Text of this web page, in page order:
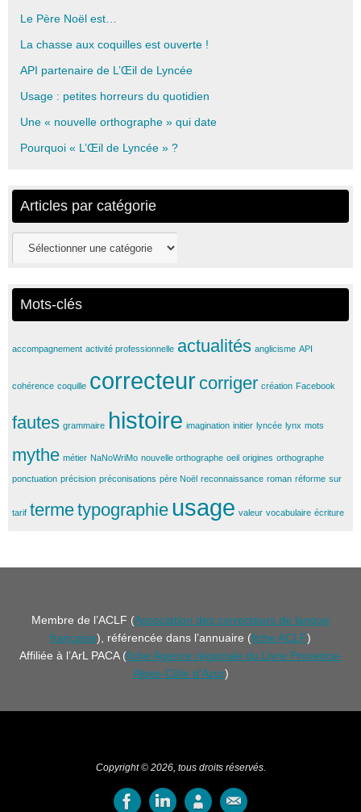
Le Père Noël est…
La chasse aux coquilles est ouverte !
API partenaire de L’Œil de Lyncée
Usage : petites horreurs du quotidien
Une « nouvelle orthographe » qui date
Pourquoi « L’Œil de Lyncée » ?
Articles par catégorie
Mots-clés
accompagnement activité professionnelle actualités anglicisme API
cohérence coquille correcteur corriger création Facebook
fautes grammaire histoire imagination initier lyncée lynx mots
mythe métier NaNoWriMo nouvelle orthographe oeil origines orthographe
ponctuation précision préconisations père Noël reconnaissance roman réforme sur
tarif termetypographie usage valeur vocabulaire écriture
Membre de l’ACLF (Association des correcteurs de langue
française), référencée dans l’annuaire (fiche ACLF)
Affiliée à l’ArL PACA (fiche Agence régionale du Livre Provence-
Alpes-Côte d’Azur)
Copyright © 2026, tous droits réservés.